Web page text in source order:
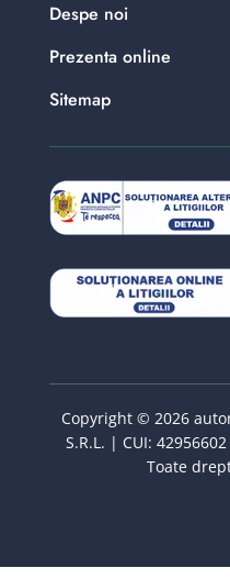
Despe noi
Prezenta online
Sitemap
Copyright © 2026
S.R.L. | CUI:
Toate